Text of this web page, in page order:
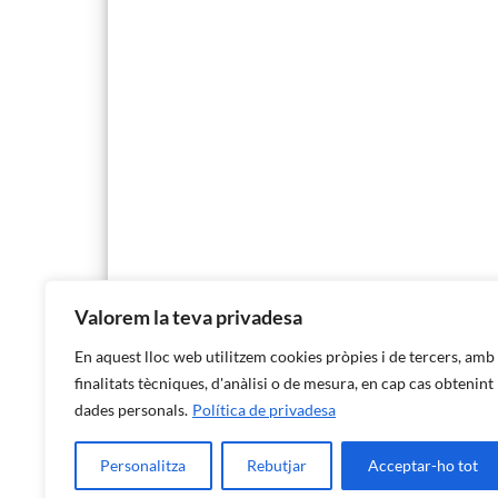
Valorem la teva privadesa
En aquest lloc web utilitzem cookies pròpies i de tercers, amb
finalitats tècniques, d'anàlisi o de mesura, en cap cas obtenint
dades personals. Política de privadesa
Personalitza Rebutjar Acceptar-ho tot